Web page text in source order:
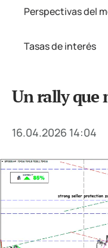
Perspectivas del
Tasas de interés
Un rally que
16.04.2026 14:04